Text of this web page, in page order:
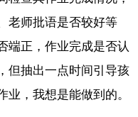
老师批语是否较好等
端正，作业完成是否认
但抽出一点时间引导孩
，我想是能做到的。